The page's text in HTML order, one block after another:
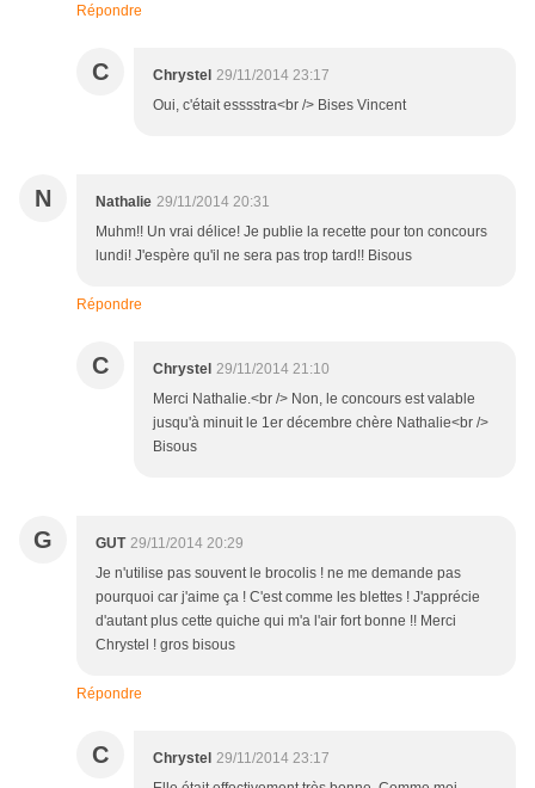
Répondre
C Chrystel 29/11/2014 23:17
Oui, c'était esssstra<br /> Bises Vincent
N Nathalie 29/11/2014 20:31
Muhm!! Un vrai délice! Je publie la recette pour ton concours
lundi! J'espère qu'il ne sera pas trop tard!! Bisous
Répondre
C Chrystel 29/11/2014 21:10
Merci Nathalie.<br /> Non, le concours est valable
jusqu'à minuit le 1er décembre chère Nathalie<br />
Bisous
G GUT 29/11/2014 20:29
Je n'utilise pas souvent le brocolis ! ne me demande pas
pourquoi car j'aime ça ! C'est comme les blettes ! J'apprécie
d'autant plus cette quiche qui m'a l'air fort bonne !! Merci
Chrystel ! gros bisous
Répondre
C Chrystel 29/11/2014 23:17